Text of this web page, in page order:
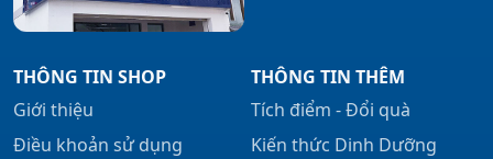
THÔNG TIN SHOP
Giới thiệu
Điều khoản sử dụng
THÔNG TIN THÊM
Tích điểm - Đổi quà
Kiến thức Dinh Dưỡng